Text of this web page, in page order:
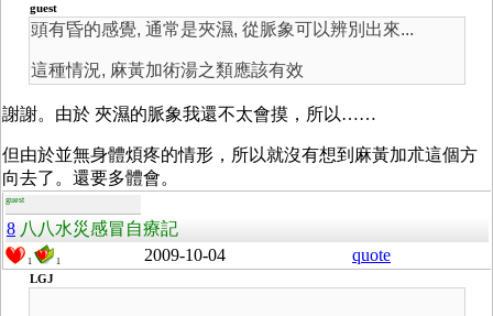
guest
頭有昏的感覺, 通常是夾濕, 從脈象可以辨別出來...
這種情況, 麻黃加術湯之類應該有效
謝謝。由於 夾濕的脈象我還不太會摸，所以……
但由於並無身體煩疼的情形，所以就沒有想到麻黃加朮這個方
向去了。還要多體會。
guest
8 八八水災感冒自療記
1 1 2009-10-04 quote
LGJ